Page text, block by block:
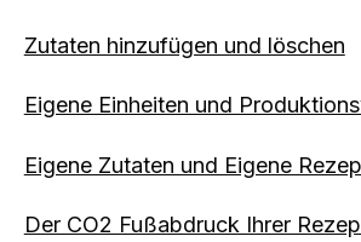
Zutaten hinzufügen und löschen
Eigene Einheiten und
Eigene Zutaten und Eigene
Der CO2 Fußabdruck Ihrer